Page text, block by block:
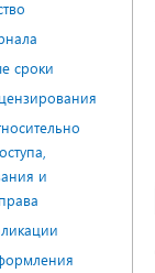
сроки
и